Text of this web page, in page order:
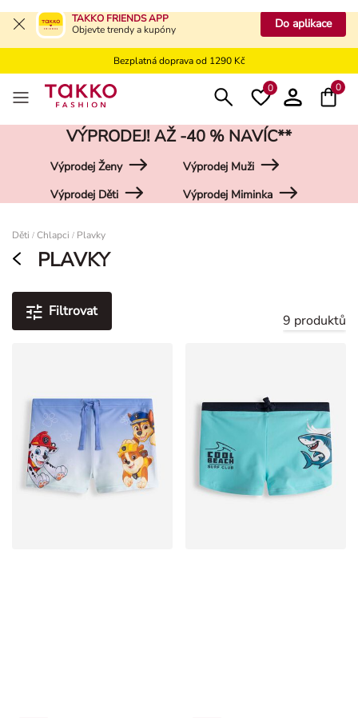
TAKKO FRIENDS APP
Objevte trendy a kupóny
Do aplikace
Bezplatné vrácení na kamennou prodejnu
Doprava zdarma do vaší pobočky od 499 Kč
Bezplatná doprava od 1290 Kč
Bezplatné vrácení na kamennou prodejnu0 0
VÝPRODEJ! AŽ -40 % NAVÍC**
Výprodej Ženy
Výprodej Muži
Výprodej Děti
Výprodej Miminka
Děti / Chlapci / Plavky
PLAVKY
Filtrovat
9 produktů